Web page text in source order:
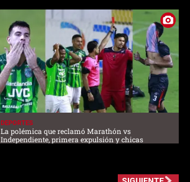
DEPORTES
La polémica que reclamó Marathón vs
Independiente, primera expulsión y chicas